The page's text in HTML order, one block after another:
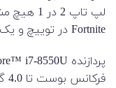
لپ تاپ
Fortnite در توییچ و یک ویدیوی YouTube نداشت.